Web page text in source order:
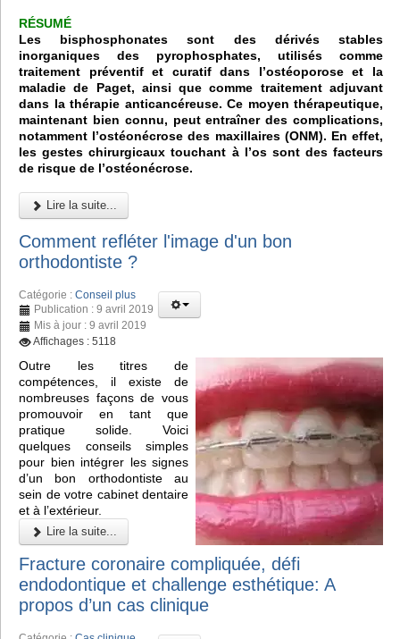
RÉSUMÉ
Les bisphosphonates sont des dérivés stables
inorganiques des pyrophosphates, utilisés comme
traitement préventif et curatif dans l’ostéoporose et la
maladie de Paget, ainsi que comme traitement adjuvant
dans la thérapie anticancéreuse. Ce moyen thérapeutique,
maintenant bien connu, peut entraîner des complications,
notamment l’ostéonécrose des maxillaires (ONM). En effet,
les gestes chirurgicaux touchant à l’os sont des facteurs
de risque de l’ostéonécrose.
Lire la suite...
Comment refléter l'image d'un bon
orthodontiste ?
Catégorie : Conseil plus
Publication : 9 avril 2019
Mis à jour : 9 avril 2019
Affichages : 5118
Outre les titres de
compétences, il existe de
nombreuses façons de vous
promouvoir en tant que
pratique solide. Voici
quelques conseils simples
pour bien intégrer les signes
d’un bon orthodontiste au
sein de votre cabinet dentaire
et à l’extérieur.
Lire la suite...
Fracture coronaire compliquée, défi
endodontique et challenge esthétique: A
propos d’un cas clinique